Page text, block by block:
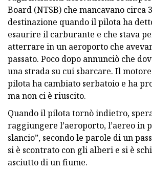
Board (NTSB) che mancavano circa
destinazione quando il pilota ha
esaurire il carburante e che stava
atterrare in un aeroporto che
passato. Poco dopo annunciò che
una strada su cui sbarcare. Il
pilota ha cambiato serbatoio e ha
ma non ci è riuscito.
Quando il pilota tornò indietro,
raggiungere l’aeroporto, l’aereo in
slancio”, secondo le parole di un
si è scontrato con gli alberi e si è
asciutto di un fiume.